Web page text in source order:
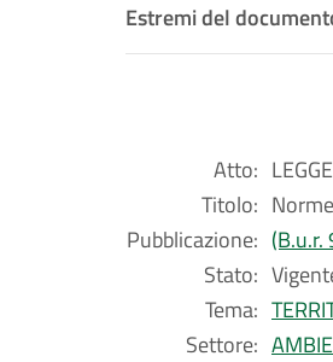
Estremi del
Atto:
Titolo:
Pubblicazione:
Stato:
Tema:
Settore: